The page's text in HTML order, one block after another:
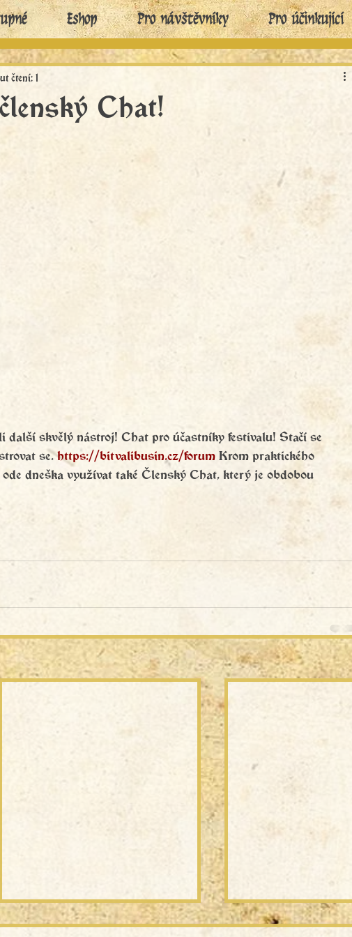
Eshop Pro návštěvníky Pro účinkující
Chat!
čtení: 1
další skvělý nástroj! Chat pro účastníky festivalu! Stačí se
se. https://bitvalibusin.cz/forum Krom praktického
dneška využívat také Členský Chat, který je obdobou